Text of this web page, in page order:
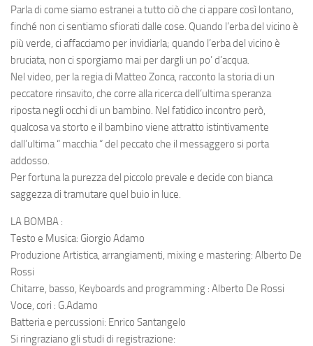
Parla di come siamo estranei a tutto ciò che ci appare così lontano,
finché non ci sentiamo sfiorati dalle cose. Quando l’erba del vicino è
più verde, ci affacciamo per invidiarla; quando l’erba del vicino è
bruciata, non ci sporgiamo mai per dargli un po’ d’acqua.
Nel video, per la regia di Matteo Zonca, racconto la storia di un
peccatore rinsavito, che corre alla ricerca dell’ultima speranza
riposta negli occhi di un bambino. Nel fatidico incontro però,
qualcosa va storto e il bambino viene attratto istintivamente
dall’ultima “ macchia “ del peccato che il messaggero si porta
addosso.
Per fortuna la purezza del piccolo prevale e decide con bianca
saggezza di tramutare quel buio in luce.
LA BOMBA :
Testo e Musica: Giorgio Adamo
Produzione Artistica, arrangiamenti, mixing e mastering: Alberto De
Rossi
Chitarre, basso, Keyboards and programming : Alberto De Rossi
Voce, cori : G.Adamo
Batteria e percussioni: Enrico Santangelo
Si ringraziano gli studi di registrazione: